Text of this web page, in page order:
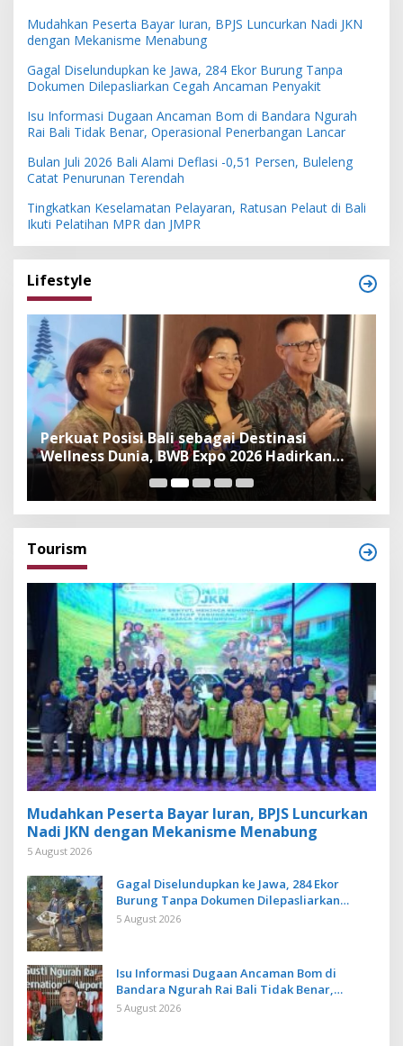
Mudahkan Peserta Bayar Iuran, BPJS Luncurkan Nadi JKN
dengan Mekanisme Menabung
Gagal Diselundupkan ke Jawa, 284 Ekor Burung Tanpa
Dokumen Dilepasliarkan Cegah Ancaman Penyakit
Isu Informasi Dugaan Ancaman Bom di Bandara Ngurah
Rai Bali Tidak Benar, Operasional Penerbangan Lancar
Bulan Juli 2026 Bali Alami Deflasi -0,51 Persen, Buleleng
Catat Penurunan Terendah
Tingkatkan Keselamatan Pelayaran, Ratusan Pelaut di Bali
Ikuti Pelatihan MPR dan JMPR
Lifestyle
Perkuat Posisi Bali sebagai Destinasi
Wellness Dunia, BWB Expo 2026 Hadirkan
Exhibitor Nasional dan Global
Tourism
Mudahkan Peserta Bayar Iuran, BPJS Luncurkan
Nadi JKN dengan Mekanisme Menabung
5 August 2026
Gagal Diselundupkan ke Jawa, 284 Ekor
Burung Tanpa Dokumen Dilepasliarkan
Cegah Ancaman Penyakit
5 August 2026
Isu Informasi Dugaan Ancaman Bom di
Bandara Ngurah Rai Bali Tidak Benar,
Operasional Penerbangan Lancar
5 August 2026